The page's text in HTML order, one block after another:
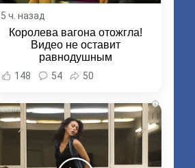
5 ч. назад
Королева вагона отожгла!
Видео не оставит
равнодушным
148 54 50
i